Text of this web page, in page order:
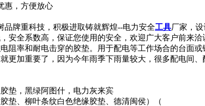
惠，方便放心
牌重科技，积极进取铸就辉煌--电力安全工具厂家，
安全系数高，保证您使用的安全，欢迎广大客户前来
阻率和耐电击穿的胶垫。用于配电等工作场合的台面
加重要了，因为今年雨季下雨量较大，很多配电间
垫，黑绿阿图什，电力灰来宾
垫、柳叶条纹白色绝缘胶垫、德清闽侯）（